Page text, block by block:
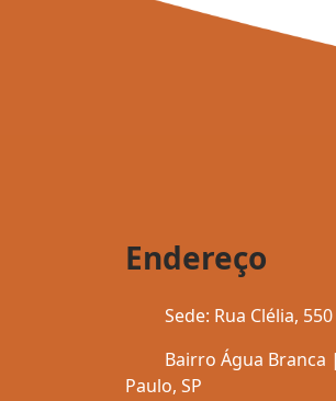
Endereço
Sede: Rua Clélia, 550
Bairro Água Branca
Paulo, SP